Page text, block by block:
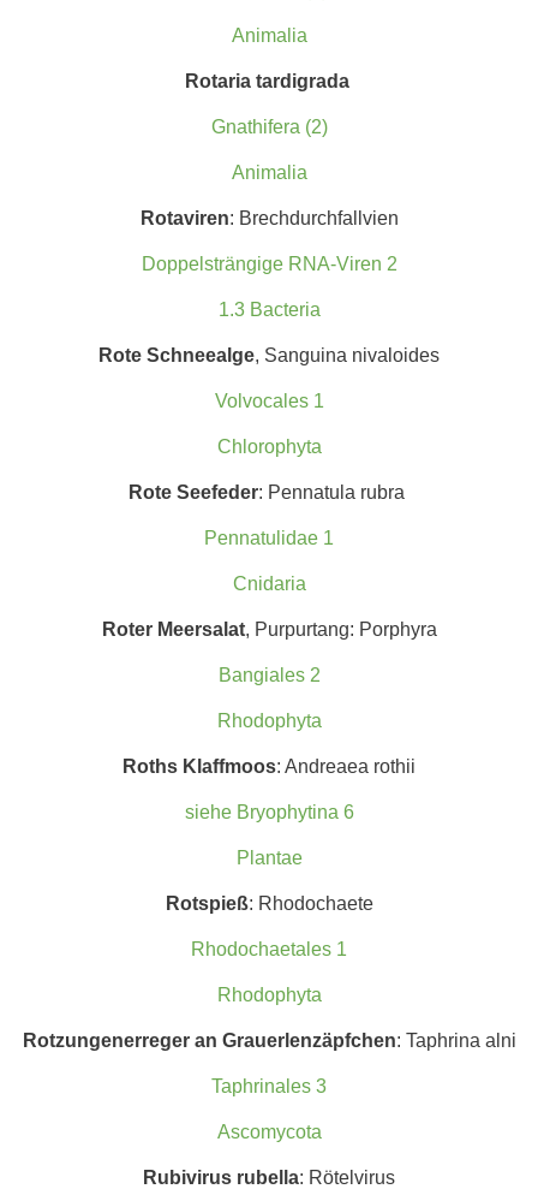
Animalia
Rotaria tardigrada
Gnathifera (2)
Animalia
Rotaviren: Brechdurchfallvien
Doppelsträngige RNA-Viren 2
1.3 Bacteria
Rote Schneealge, Sanguina nivaloides
Volvocales 1
Chlorophyta
Rote Seefeder: Pennatula rubra
Pennatulidae 1
Cnidaria
Roter Meersalat, Purpurtang: Porphyra
Bangiales 2
Rhodophyta
Roths Klaffmoos: Andreaea rothii
siehe Bryophytina 6
Plantae
Rotspieß: Rhodochaete
Rhodochaetales 1
Rhodophyta
Rotzungenerreger an Grauerlenzäpfchen: Taphrina alni
Taphrinales 3
Ascomycota
Rubivirus rubella: Rötelvirus